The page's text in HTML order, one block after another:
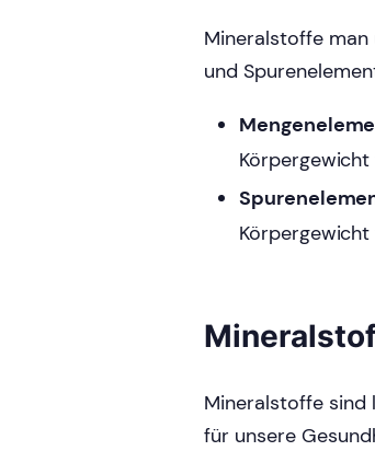
Mineralstoffe
und
Körpergewicht
Körpergewicht
Mineralstoffe sind
für unsere